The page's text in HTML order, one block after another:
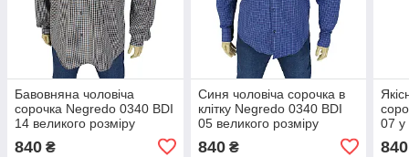
Бавовняна чоловіча
сорочка Negredo 0340 BDI
14 великого розміру
840 ₴
Синя чоловіча сорочка в
клітку Negredo 0340 BDI
05 великого розміру
840₴
07 у
840